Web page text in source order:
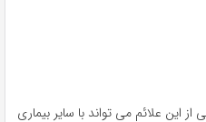
این علائم می تواند با سایر بیماری